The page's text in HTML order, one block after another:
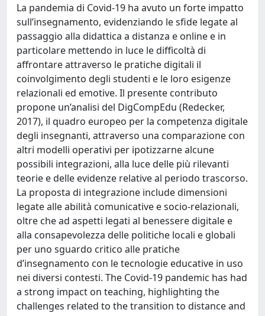
La pandemia di Covid-19 ha avuto un forte impatto
sull’insegnamento, evidenziando le sfide legate al
passaggio alla didattica a distanza e online e in
particolare mettendo in luce le difficoltà di
affrontare attraverso le pratiche digitali il
coinvolgimento degli studenti e le loro esigenze
relazionali ed emotive. Il presente contributo
propone un’analisi del DigCompEdu (Redecker,
2017), il quadro europeo per la competenza digitale
degli insegnanti, attraverso una comparazione con
altri modelli operativi per ipotizzarne alcune
possibili integrazioni, alla luce delle più rilevanti
teorie e delle evidenze relative al periodo trascorso.
La proposta di integrazione include dimensioni
legate alle abilità comunicative e socio-relazionali,
oltre che ad aspetti legati al benessere digitale e
alla consapevolezza delle politiche locali e globali
per uno sguardo critico alle pratiche
d’insegnamento con le tecnologie educative in uso
nei diversi contesti. The Covid-19 pandemic has had
a strong impact on teaching, highlighting the
challenges related to the transition to distance and